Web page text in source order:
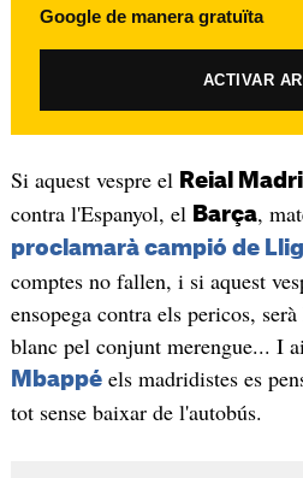
Google de manera gratuïta
ACTIVAR
Si aquest vespre el Reial
contra l'Espanyol, el Barça,
proclamarà campió de
comptes no fallen, i si aquest
ensopega contra els pericos,
blanc pel conjunt merengue... I
Mbappéels madridistes es
tot sense baixar de l'autobús.